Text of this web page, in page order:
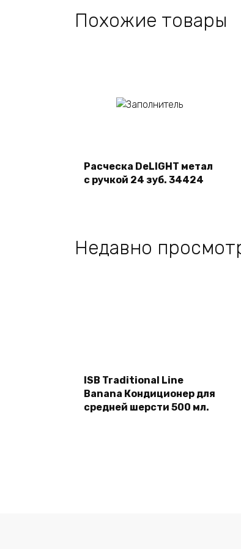
Похожие товары
Расческа DeLIGHT метал
с ручкой 24 зуб. 34424
Недавно
ISB Traditional Line
Banana Кондиционер для
средней шерсти 500 мл.